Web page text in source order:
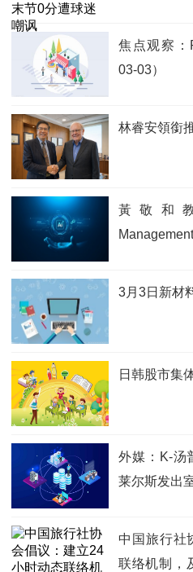
焦点观察：
03-03）
林睿安領銜
黃敬和
3月3日新材
日韩股市集
外媒：K-汤
莱尔斯发出
中国旅行社
联络机制，